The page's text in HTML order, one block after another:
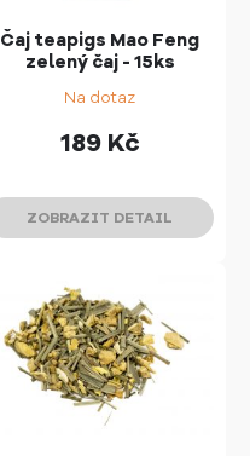
Čaj teapigs Mao Feng
zelený čaj - 15ks
Na dotaz
189 Kč
ZOBRAZIT DETAIL